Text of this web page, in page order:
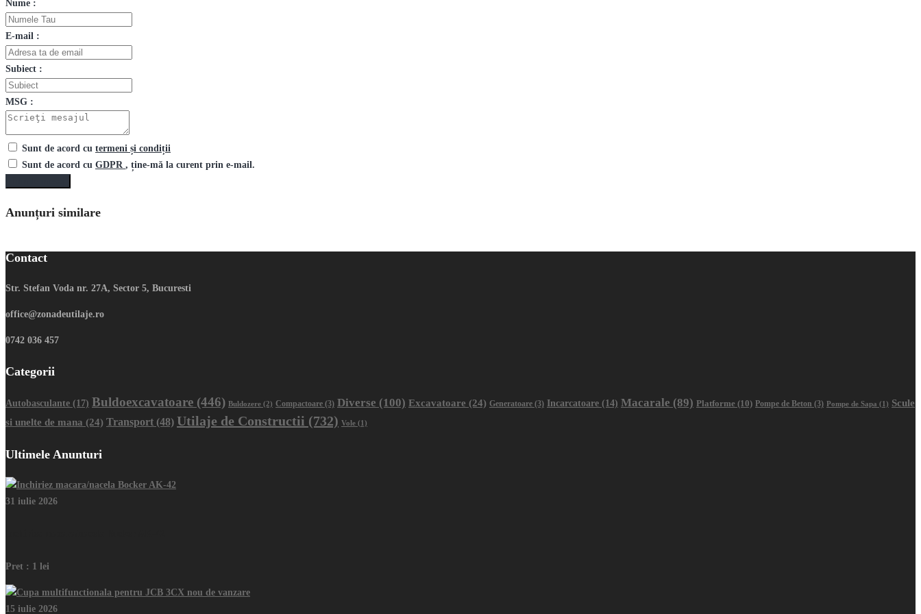
Nume :
E-mail :
Subiect :
MSG :
Sunt de acord cu termeni și condiții
Sunt de acord cu GDPR , ține-mă la curent prin e-mail.
Anunțuri similare
Contact
Str. Stefan Voda nr. 27A, Sector 5, Bucuresti
office@zonadeutilaje.ro
0742 036 457
Categorii
Autobasculante (17) Buldoexcavatoare (446) Buldozere (2) Compactoare (3) Diverse (100) Excavatoare (24) Generatoare (3) Incarcatoare (14) Macarale (89) Platforme (10) Pompe de Beton (3) Pompe de Sapa (1) Scule
si unelte de mana (24) Transport (48) Utilaje de Constructii (732) Vole (1)
Ultimele Anunturi
31 iulie 2026
Pret : 1 lei
15 iulie 2026